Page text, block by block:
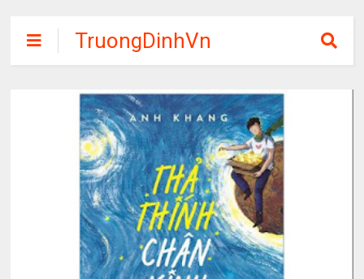
TruongDinhVn
Chia sẽ ebook,
các khóa học,
phần mềm học
tập miễn phí